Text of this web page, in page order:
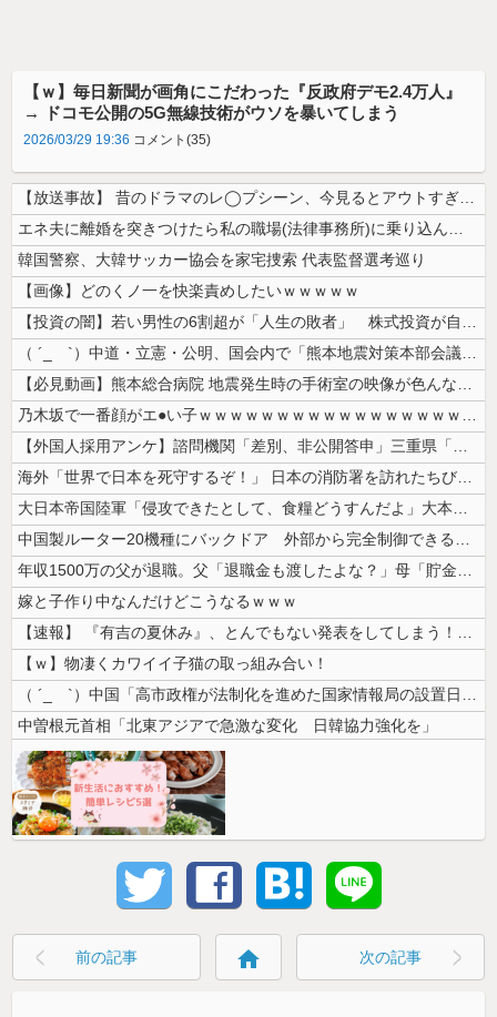
【ｗ】毎日新聞が画角にこだわった『反政府デモ2.4万人』
→ ドコモ公開の5G無線技術がウソを暴いてしまう
2026/03/29 19:36 コメント(35)
【放送事故】 昔のドラマのレ◯プシーン、今見るとアウトすぎる・・・
エネ夫に離婚を突きつけたら私の職場(法律事務所)に乗り込んできた 堂々...
韓国警察、大韓サッカー協会を家宅捜索 代表監督選考巡り
【画像】どのくノ一を快楽責めしたいｗｗｗｗｗ
【投資の闇】若い男性の6割超が「人生の敗者」 株式投資が自信喪失の原因...
（ ´_ゝ`）中道・立憲・公明、国会内で「熊本地震対策本部会議」各省庁...
【必見動画】熊本総合病院 地震発生時の手術室の映像が色んな意味で衝撃的...
乃木坂で一番顔がエ●い子ｗｗｗｗｗｗｗｗｗｗｗｗｗｗｗｗｗｗｗ
【外国人採用アンケ】諮問機関「差別、非公開答申」三重県「差別に当たらず...
海外「世界で日本を死守するぞ！」 日本の消防署を訪れたちびっ子集団が世...
大日本帝国陸軍「侵攻できたとして、食糧どうすんだよ」大本営「現地調達」...
中国製ルーター20機種にバックドア 外部から完全制御できる機能が仕込ま...
年収1500万の父が退職。父「退職金も渡したよな？」母「貯金なんてない...
嫁と子作り中なんだけどこうなるｗｗｗ
【速報】 『有吉の夏休み』、とんでもない発表をしてしまう！！！！！
【ｗ】物凄くカワイイ子猫の取っ組み合い！
（ ´_ゝ`）中国「高市政権が法制化を進めた国家情報局の設置日が7月3...
中曽根元首相「北東アジアで急激な変化 日韓協力強化を」
前の記事 home 次の記事